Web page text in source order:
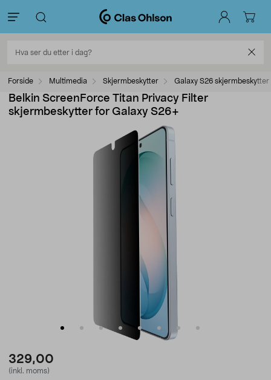
Forside Multimedia Skjermbeskytter Galaxy S26 skjermbeskytter
Belkin ScreenForce Titan Privacy Filter
skjermbeskytter for Galaxy S26+
329,00
(inkl. moms)